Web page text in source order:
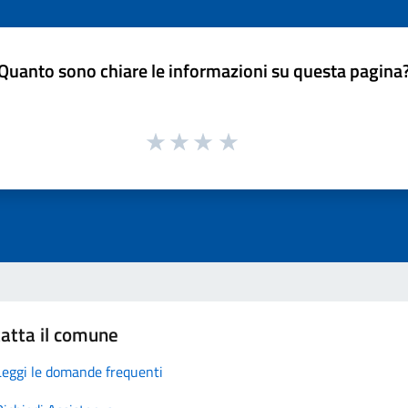
sono chiare le informazioni su questa
il comune
le domande frequenti